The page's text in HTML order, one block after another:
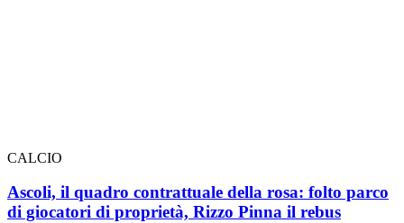
CALCIO
Ascoli, il quadro contrattuale della rosa: folto parco
di giocatori di proprietà, Rizzo Pinna il rebus